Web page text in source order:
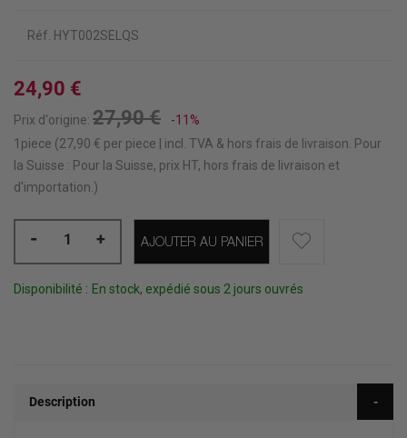
Réf. HYT002SELQS
24,90 €
Prix d'origine: 27,90 €
-11%
1piece (27,90 € per piece | incl. TVA & hors frais de livraison Pour
la Suisse : Pour la Suisse, prix HT, hors frais de livraison et
d'importation.)
- + AJOUTER AU PANIER
Disponibilité : En stock, expédié sous 2 jours ouvrés
Description